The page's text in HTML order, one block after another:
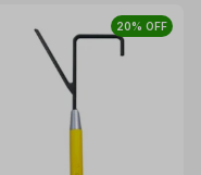
20% OFF